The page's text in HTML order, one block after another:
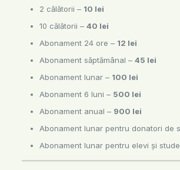
2 călătorii – 10 lei
10 călătorii – 40 lei
Abonament 24 ore – 12 lei
Abonament săptămânal – 45 lei
Abonament lunar – 100 lei
Abonament 6 luni – 500 lei
Abonament anual – 900 lei
Abonament lunar pentru donatori de
Abonament lunar pentru elevi și